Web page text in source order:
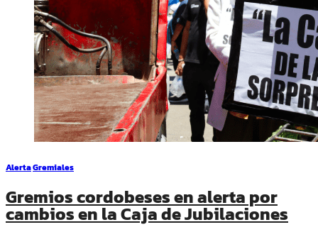
AlertaGremiales
Gremios cordobeses en alerta por
cambios en la Caja de Jubilaciones